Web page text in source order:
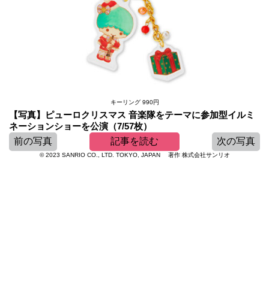
キーリング 990円
【写真】ピューロクリスマス 音楽隊をテーマに参加型イルミ
ネーションショーを公演（7/57枚）
前の写真
記事を読む 次の写真
© 2023 SANRIO CO., LTD. TOKYO, JAPAN 著作 株式会社サンリオ